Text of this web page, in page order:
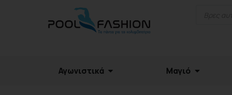
Αγωνιστικά Μαγιό